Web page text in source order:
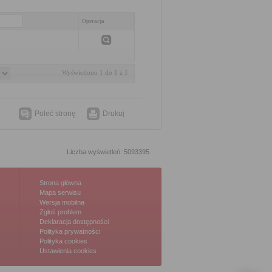
Operacja
Wyświetlono 1 do 1 z 1
Poleć stronę Drukuj
Liczba wyświetleń: 5093395
Strona główna
Mapa serwisu
Wersja mobilna
Zgłoś problem
Deklaracja dostępności
Polityka prywatności
Polityka cookies
Ustawienia cookies